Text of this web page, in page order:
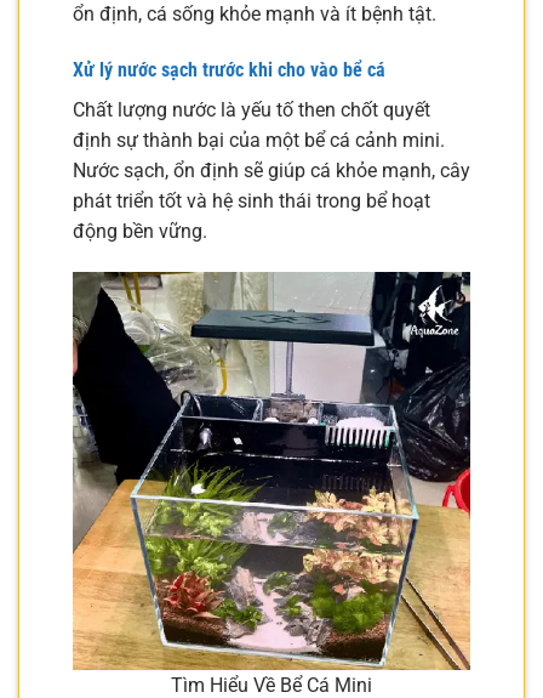
ổn định, cá sống khỏe mạnh và ít bệnh tật.
Xử lý nước sạch trước khi cho vào bể cá
Chất lượng nước là yếu tố then chốt quyết
định sự thành bại của một bể cá cảnh mini.
Nước sạch, ổn định sẽ giúp cá khỏe mạnh, cây
phát triển tốt và hệ sinh thái trong bể hoạt
động bền vững.
Tìm Hiểu Về Bể Cá Mini